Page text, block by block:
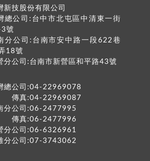
新技股份有限公司
總公司: 台中市北屯區 中清東一街
號
分公司:台南市安中路一段622巷
18號
分公司:台南市新營區和平路43號
總公司:04-22969078
傳真:04-22969087
分公司:06-2477995
傳真:06-2477996
分公司:06-6326961
分公司:07-3743062